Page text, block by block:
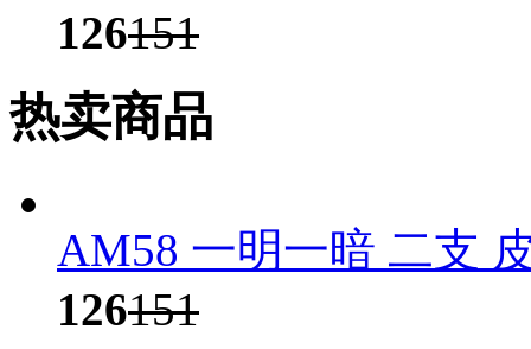
126151
热卖商品
AM58 一明一暗 二支
126151